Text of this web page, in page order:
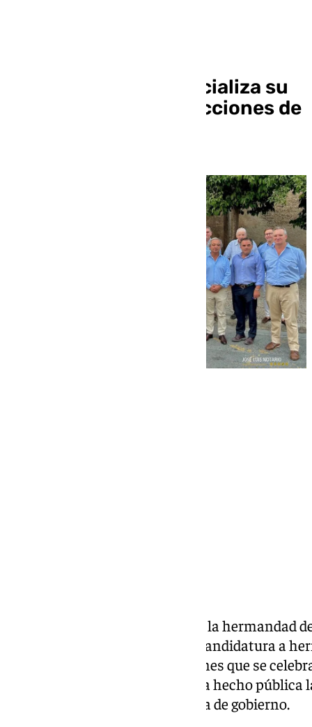
José Luis Notario oficializa su
candidatura a las elecciones de
El actual consiliario primero de la hermandad
ha anunciado oficialmente su candidatura a
presentándose así a las elecciones que se
noviembre. Además, también ha hecho
que lo acompañarán en su junta de gobierno.